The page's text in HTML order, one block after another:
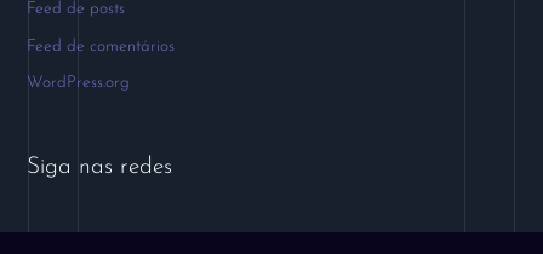
Feed de posts
Feed de comentários
WordPress.org
Siga nas redes